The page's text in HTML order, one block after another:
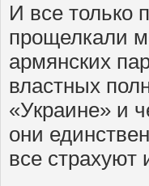
И все только
прощелкали
армянских
властных
«Украине» и
они
все страхуют